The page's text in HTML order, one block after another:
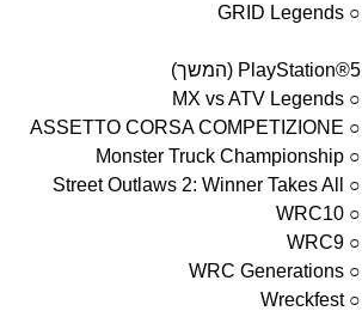
○ GRID Legends
PlayStation®5 (המשך)
○ MX vs ATV Legends
○ ASSETTO CORSA COMPETIZIONE
○ Monster Truck Championship
○ Street Outlaws 2: Winner Takes All
○ WRC10
○ WRC9
○ WRC Generations
○ Wreckfest